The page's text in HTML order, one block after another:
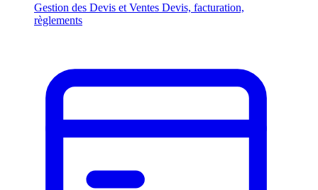
Gestion des Devis et Ventes Devis, facturation,
règlements